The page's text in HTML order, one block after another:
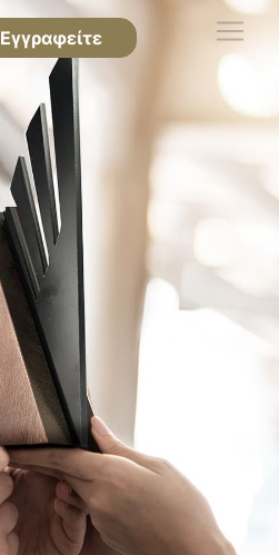
Εγγραφείτε